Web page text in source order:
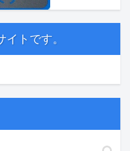
トです。